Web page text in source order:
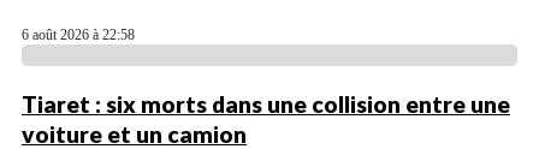
6 août 2026 à 22:58
Tiaret : six morts dans une collision entre une
voiture et un camion